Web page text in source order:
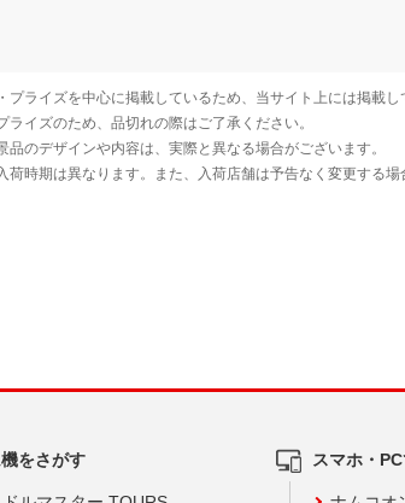
をさがす スマホ・